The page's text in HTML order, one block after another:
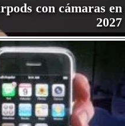
con cámaras en
2027